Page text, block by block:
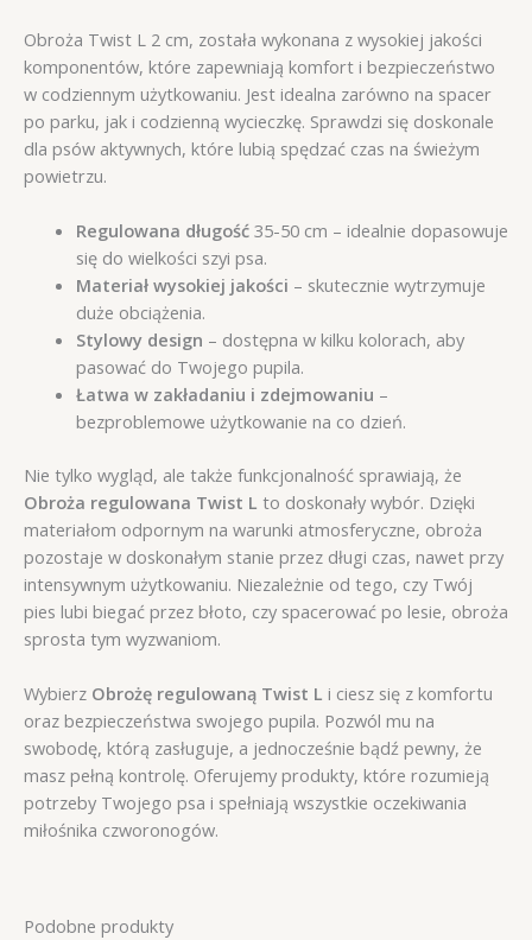
Obroża Twist L 2 cm, została wykonana z wysokiej jakości
komponentów, które zapewniają komfort i bezpieczeństwo
w codziennym użytkowaniu. Jest idealna zarówno na spacer
po parku, jak i codzienną wycieczkę. Sprawdzi się doskonale
dla psów aktywnych, które lubią spędzać czas na świeżym
powietrzu.
Regulowana długość35-50 cm – idealnie dopasowuje
się do wielkości szyi psa.
Materiał wysokiej jakości – skutecznie wytrzymuje
duże obciążenia.
Stylowy design – dostępna w kilku kolorach, aby
pasować do Twojego pupila.
Łatwa w zakładaniu i zdejmowaniu –
bezproblemowe użytkowanie na co dzień.
Nie tylko wygląd, ale także funkcjonalność sprawiają, że
Obroża regulowana Twist L to doskonały wybór. Dzięki
materiałom odpornym na warunki atmosferyczne, obroża
pozostaje w doskonałym stanie przez długi czas, nawet przy
intensywnym użytkowaniu. Niezależnie od tego, czy Twój
pies lubi biegać przez błoto, czy spacerować po lesie, obroża
sprosta tym wyzwaniom.
Wybierz Obrożę regulowaną Twist L i ciesz się z komfortu
oraz bezpieczeństwa swojego pupila. Pozwól mu na
swobodę, którą zasługuje, a jednocześnie bądź pewny, że
masz pełną kontrolę. Oferujemy produkty, które rozumieją
potrzeby Twojego psa i spełniają wszystkie oczekiwania
miłośnika czworonogów.
Podobne produkty